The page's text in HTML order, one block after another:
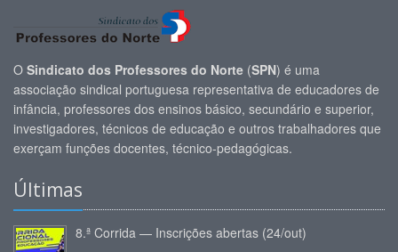
O Sindicato dos Professores do Norte (SPN) é uma
associação sindical portuguesa representativa de educadores de
infância, professores dos ensinos básico, secundário e superior,
investigadores, técnicos de educação e outros trabalhadores que
exerçam funções docentes, técnico-pedagógicas.
Últimas
8.ª Corrida — Inscrições abertas (24/out)